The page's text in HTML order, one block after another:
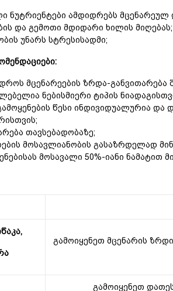
ნუტრიენტები ამდიდრებს მცენარეულ
და გემოთი მდიდარი ხილის მიღებას;
უნარს სტრესისადმი;
დროს მცენარეების ზრდა-
ნებისმიერი ტიპის
წესი ინდივიდუალურია და
;
თავსებადობაზე;
მოსავლიანობის გასაზრდელად
მოსავალი 50%-იანი ნამატით
გამოიყენეთ მცენარის
გამოიყენეთ